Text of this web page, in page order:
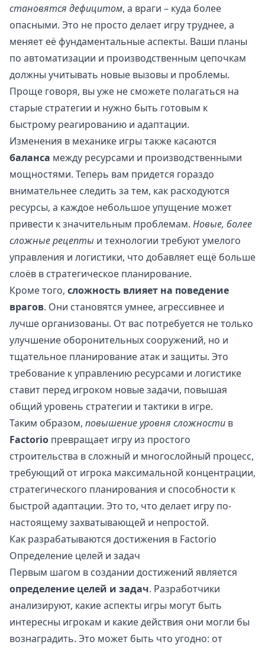
становятся дефицитом, а враги – куда более
опасными. Это не просто делает игру труднее, а
меняет её фундаментальные аспекты. Ваши планы
по автоматизации и производственным цепочкам
должны учитывать новые вызовы и проблемы.
Проще говоря, вы уже не сможете полагаться на
старые стратегии и нужно быть готовым к
быстрому реагированию и адаптации.
Изменения в механике игры также касаются
баланса между ресурсами и производственными
мощностями. Теперь вам придется гораздо
внимательнее следить за тем, как расходуются
ресурсы, а каждое небольшое упущение может
привести к значительным проблемам. Новые, более
сложные рецепты и технологии требуют умелого
управления и логистики, что добавляет ещё больше
слоёв в стратегическое планирование.
Кроме того, сложность влияет на поведение
врагов. Они становятся умнее, агрессивнее и
лучше организованы. От вас потребуется не только
улучшение оборонительных сооружений, но и
тщательное планирование атак и защиты. Это
требование к управлению ресурсами и логистике
ставит перед игроком новые задачи, повышая
общий уровень стратегии и тактики в игре.
Таким образом, повышение уровня сложности в
Factorio превращает игру из простого
строительства в сложный и многослойный процесс,
требующий от игрока максимальной концентрации,
стратегического планирования и способности к
быстрой адаптации. Это то, что делает игру по-
настоящему захватывающей и непростой.
Как разрабатываются достижения в Factorio
Определение целей и задач
Первым шагом в создании достижений является
определение целей и задач. Разработчики
анализируют, какие аспекты игры могут быть
интересны игрокам и какие действия они могли бы
вознаградить. Это может быть что угодно: от